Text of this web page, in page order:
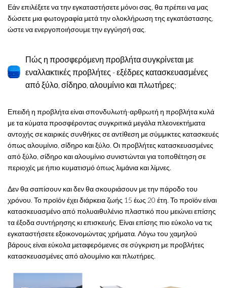
Εάν επιλέξετε να την εγκαταστήσετε μόνοι σας, θα πρέπει να μας
δώσετε μια φωτογραφία μετά την ολοκλήρωση της εγκατάστασης,
ώστε να ενεργοποιήσουμε την εγγύησή σας.
Πώς η προσφερόμενη προβλήτα συγκρίνεται με
εναλλακτικές προβλήτες - εξέδρες κατασκευασμένες
από ξύλο, σίδηρο, αλουμίνιο και πλωτήρες;
Επειδή η προβλήτα είναι σπονδυλωτή-αρθρωτή η προβλήτα κυλά
με τα κύματα προσφέροντας συγκριτικά μεγάλα πλεονεκτήματα
αντοχής σε καιρικές συνθήκες σε αντίθεση με σύμμικτες κατασκευές
όπως αλουμίνιο, σίδηρο και ξύλο. Οι προβλήτες κατασκευασμένες
από ξύλο, σίδηρο και αλουμίνιο συνιστώνται για τοποθέτηση σε
περιοχές με ήπιο κυματισμό όπως λιμάνια και λίμνες.
Δεν θα σαπίσουν και δεν θα σκουριάσουν με την πάροδο του
χρόνου. Το προϊόν έχει διάρκεια ζωής 15 έως 20 έτη. Το προϊόν είναι
κατασκευασμένο από πολυαιθυλένιο πλαστικό που μειώνει επίσης
τα έξοδα συντήρησης κι επισκευής. Είναι επίσης πιο εύκολο να τις
εγκαταστήσετε εξοικονομώντας χρήματα. Λόγω του χαμηλού
βάρους είναι εύκολα μεταφερόμενες σε σύγκριση με προβλήτες
κατασκευασμένες από αλουμίνιο και πλωτήρες.